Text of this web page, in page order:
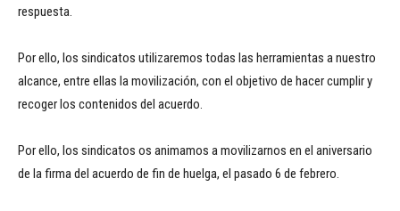
respuesta.
Por ello, los sindicatos utilizaremos todas las herramientas a nuestro
alcance, entre ellas la movilización, con el objetivo de hacer cumplir y
recoger los contenidos del acuerdo.
Por ello, los sindicatos os animamos a movilizarnos en el aniversario
de la firma del acuerdo de fin de huelga, el pasado 6 de febrero.